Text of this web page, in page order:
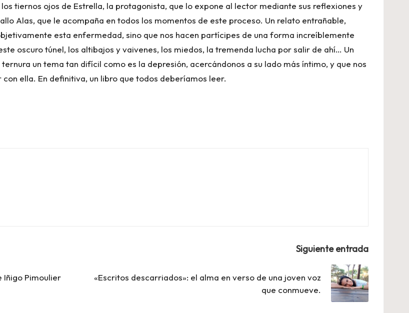
tiernos ojos de Estrella, la protagonista, que lo expone al lector mediante sus reflexiones y
Alas, que le acompaña en todos los momentos de este proceso. Un relato entrañable,
esta enfermedad, sino que nos hacen partícipes de una forma increíblemente
oscuro túnel, los altibajos y vaivenes, los miedos, la tremenda lucha por salir de ahí… Un
un tema tan difícil como es la depresión, acercándonos a su lado más íntimo, y que nos
ella. En definitiva, un libro que todos deberíamos leer.
Iñigo Pimoulier
Siguiente entrada
«Escritos descarriados»: el alma en verso de una joven voz
que conmueve.